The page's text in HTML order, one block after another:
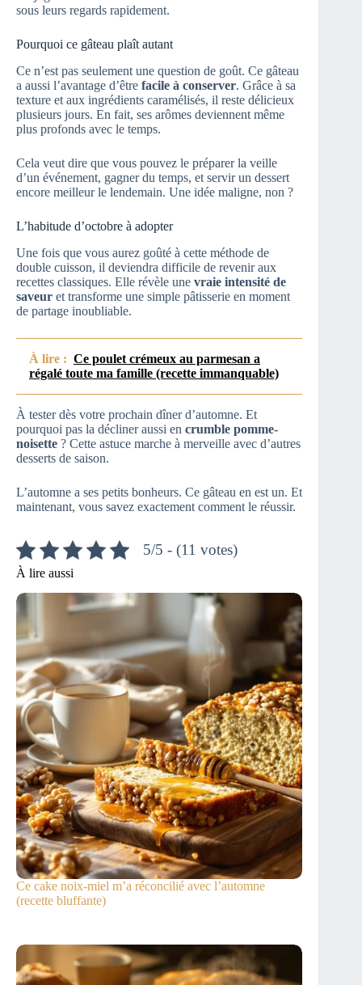
sous leurs regards rapidement.
Pourquoi ce gâteau plaît autant
Ce n’est pas seulement une question de goût. Ce gâteau
a aussi l’avantage d’être facile à conserver. Grâce à sa
texture et aux ingrédients caramélisés, il reste délicieux
plusieurs jours. En fait, ses arômes deviennent même
plus profonds avec le temps.
Cela veut dire que vous pouvez le préparer la veille
d’un événement, gagner du temps, et servir un dessert
encore meilleur le lendemain. Une idée maligne, non ?
L’habitude d’octobre à adopter
Une fois que vous aurez goûté à cette méthode de
double cuisson, il deviendra difficile de revenir aux
recettes classiques. Elle révèle une vraie intensité de
saveur et transforme une simple pâtisserie en moment
de partage inoubliable.
À lire : Ce poulet crémeux au parmesan a
régalé toute ma famille (recette immanquable)
À tester dès votre prochain dîner d’automne. Et
pourquoi pas la décliner aussi en crumble pomme-
noisette ? Cette astuce marche à merveille avec d’autres
desserts de saison.
L’automne a ses petits bonheurs. Ce gâteau en est un. Et
maintenant, vous savez exactement comment le réussir.
5/5 - (11 votes)
À lire aussi
Ce cake noix-miel m’a réconcilié avec l’automne
(recette bluffante)